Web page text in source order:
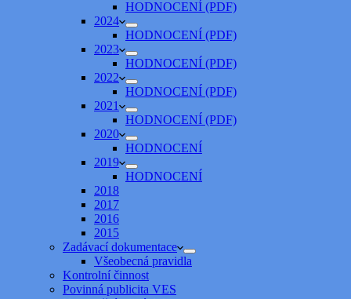
HODNOCENÍ (PDF)
2024
HODNOCENÍ (PDF)
2023
HODNOCENÍ (PDF)
2022
HODNOCENÍ (PDF)
2021
HODNOCENÍ (PDF)
2020
HODNOCENÍ
2019
HODNOCENÍ
2018
2017
2016
2015
Zadávací dokumentace
Všeobecná pravidla
Kontrolní činnost
Povinná publicita VES